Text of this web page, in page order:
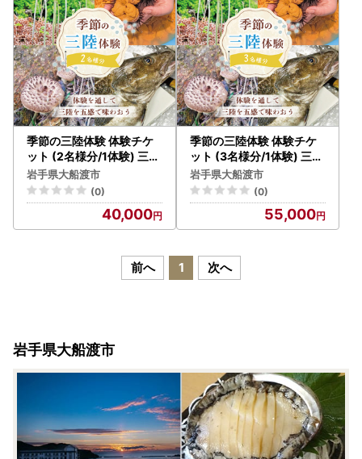
季節の三陸体験 体験チケ
ット (2名様分/1体験) 三陸
アクティブ 三陸 大船渡 大
船渡市 体験 体験チケット
チケット 夏休み 冬休み 春
休み うに ウニ 山菜 山菜取
り キノコ きのこ きのこ狩
岩手県大船渡市
(0)
40,000
季節の三陸体験 体験チケ
ット (3名様分/1体験) 三陸
アクティブ 三陸 大船渡 大
船渡市 体験 体験チケット
チケット 夏休み 冬休み 春
休み うに ウニ 山菜 山菜取
り キノコ きのこ きのこ狩
季節 自然 旬
岩手県大船渡市
(0)
55,000
前へ 1 次へ
岩手県大船渡市